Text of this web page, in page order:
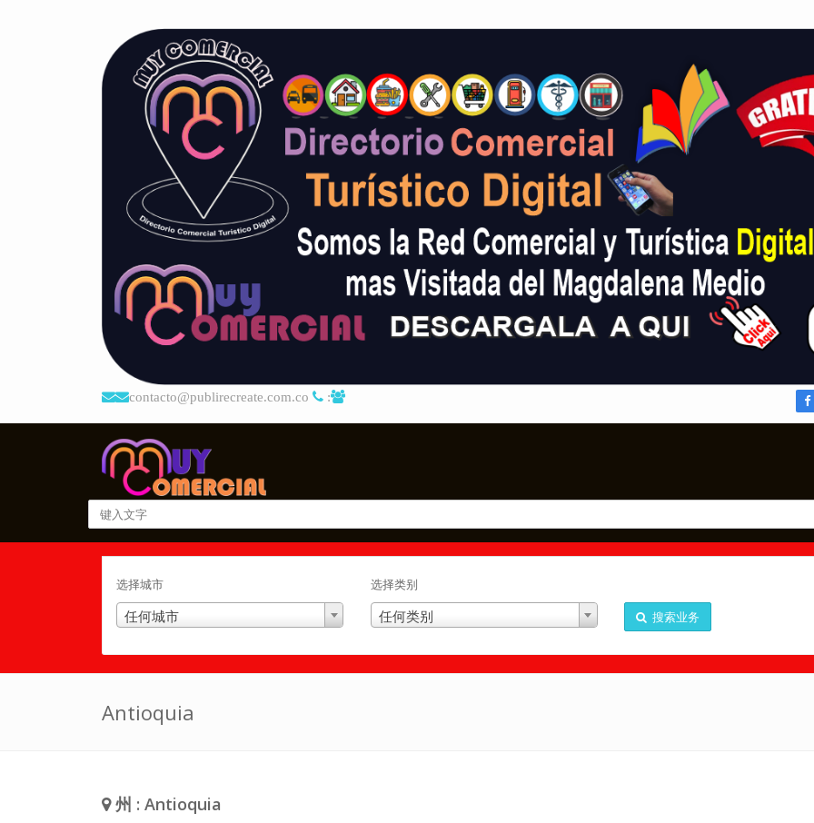
contacto@publirecreate.com.co :
选择城市
任何城市
选择类别
任何类别 搜索业务
Antioquia
州 : Antioquia